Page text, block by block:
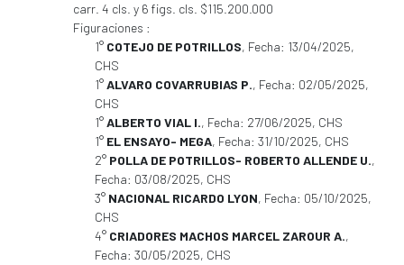
carr. 4 cls. y 6 figs. cls. $115.200.000
Figuraciones :
1° COTEJO DE POTRILLOS, Fecha: 13/04/2025,
CHS
1°ALVARO COVARRUBIAS P., Fecha: 02/05/2025,
CHS
1°ALBERTO VIAL I., Fecha: 27/06/2025, CHS
1° EL ENSAYO- MEGA, Fecha: 31/10/2025, CHS
2° POLLA DE POTRILLOS- ROBERTO ALLENDE U.,
Fecha: 03/08/2025, CHS
3° NACIONAL RICARDO LYON, Fecha: 05/10/2025,
CHS
4° CRIADORES MACHOS MARCEL ZAROUR A.,
Fecha: 30/05/2025, CHS